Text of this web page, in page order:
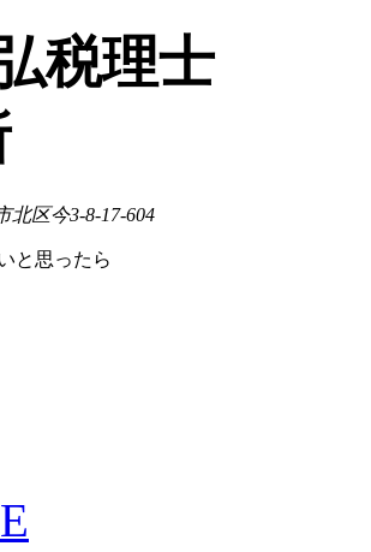
区今3-8-17-604
と思ったら